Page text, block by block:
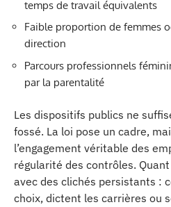
temps de travail équivalents
Faible proportion de femmes
direction
Parcours professionnels
par la parentalité
Les dispositifs publics ne
fossé. La loi pose un cadre,
l’engagement véritable des
régularité des contrôles.
avec des clichés persistants :
choix, dictent les carrières ou